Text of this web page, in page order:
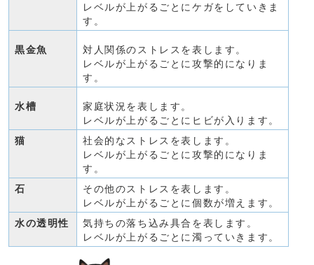
レベルが上がるごとにケガをしていきま
す。
黒金魚
対人関係のストレスを表します。
レベルが上がるごとに攻撃的になりま
す。
水槽
家庭状況を表します。
レベルが上がるごとにヒビが入ります。
猫
社会的なストレスを表します。
レベルが上がるごとに攻撃的になりま
す。
石
その他のストレスを表します。
レベルが上がるごとに個数が増えます。
水の透明性
気持ちの落ち込み具合を表します。
レベルが上がるごとに濁っていきます。